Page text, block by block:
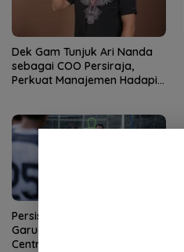
Dek Gam Tunjuk Ari Nanda
sebagai COO Persiraja,
Perkuat Manajemen Hadapi
Persis Agendakan TC di
Garudayaksa Training
Centre